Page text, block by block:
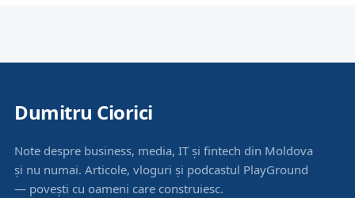
Dumitru Ciorici
Note despre business, media, IT și fintech din Moldova
și nu numai. Articole, vloguri și podcastul PlayGround
— povești cu oameni care construiesc.